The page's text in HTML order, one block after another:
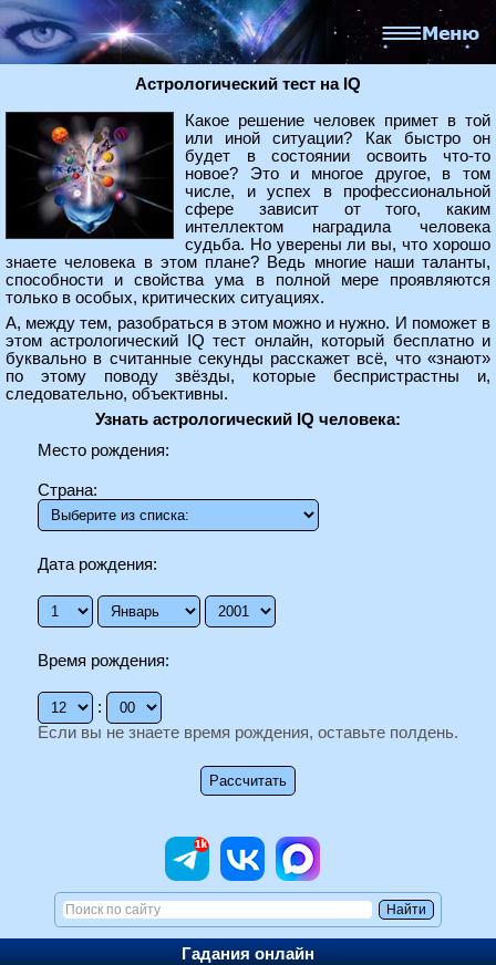
Астрологический тест на IQ
Какое решение человек примет в той
или иной ситуации? Как быстро он
будет в состоянии освоить что-то
новое? Это и многое другое, в том
числе, и успех в профессиональной
сфере зависит от того, каким
интеллектом наградила человека
судьба. Но уверены ли вы, что хорошо
знаете человека в этом плане? Ведь многие наши таланты,
способности и свойства ума в полной мере проявляются
только в особых, критических ситуациях.
А, между тем, разобраться в этом можно и нужно. И поможет в
этом астрологический IQ тест онлайн, который бесплатно и
буквально в считанные секунды расскажет всё, что «знают»
по этому поводу звёзды, которые беспристрастны и,
следовательно, объективны.
Узнать астрологический IQ человека:
Место рождения:
Страна:
Дата рождения:
Время рождения:
:
Если вы не знаете время рождения, оставьте полдень.
Гадания онлайн